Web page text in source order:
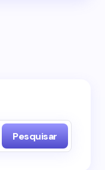
publicado.
Pesquisar